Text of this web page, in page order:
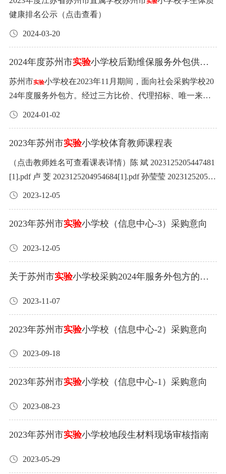
是鼓励支持，选择适宜体育运动项目。2024年秋季学期，
跆拳道、童戏（传统游戏）、双摇绳、田径、羽毛球、乒
家长指导孩子，根据自己的兴趣爱好、身体条件、健康状
况自主选择适合的体育运动项目参加。 三是安全第一，切
实保障体育运动安全。学校将认真执行有关部门的相关规
定，保障全体学生在校参与体育运动期间的安全。同时，
实各项防护措施。 感谢您对学生身心健康的关心与爱护！
实验
健康排名公示（点击查看）
2024-03-20
2024年度苏州市实验小学校后勤维保服务外包供方
苏州市实验小学校在2023年11月期间，面向社会采购学校20
24年度服务外包方。经过三方比价、代理招标、唯一来
源、政府指定等多种途径，现确定以下单位为2024年学校
272，感谢您的关注。2024年度后勤维保服务外包供方.pdf
2024-01-02
2023年苏州市实验小学校体育教师课程表
（点击教师姓名可查看课表详情）陈 斌 2023125205447481
[1].pdf 卢 芠 2023125204954684[1].pdf 孙莹莹 202312520515
5205[1].pdf顾君兰 202312524515720[1].pdf 潘自军 20231252
204848422[1].pdf 沈 吉 2023125205044102[1].pdf 吴 政 2023
灏 2082381252051541[1].pdf 叶苏霞 20213125205345633[1].
pdf刘子琦 20231252049244291[1].pdf 盛雪芳 2028312520512
8924[1].pdf 张 波 2023125205410250[1].pdf
2023-12-05
2023年苏州市实验小学校（信息中心-3）采购意向
2023-12-05
关于苏州市实验小学校采购2024年服务外包方的公
2023-11-07
2023年苏州市实验小学校（信息中心-2）采购意向
2023-09-18
2023年苏州市实验小学校（信息中心-1）采购意向
2023-08-23
2023年苏州市实验小学校地段生材料现场审核指南
2023-05-29